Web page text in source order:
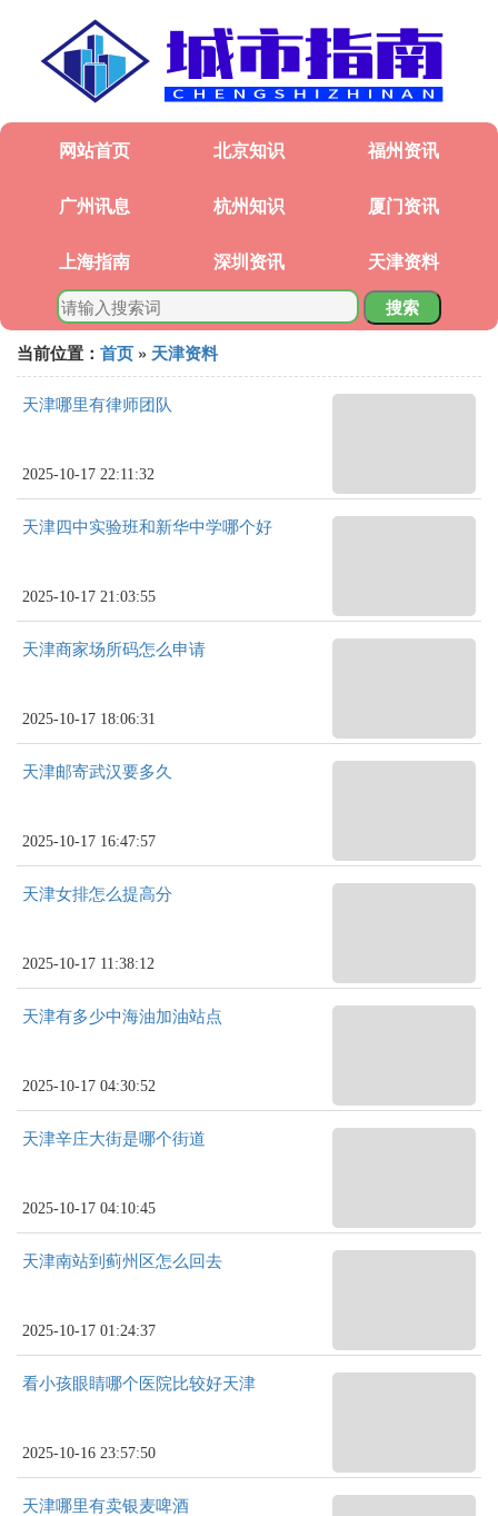
网站首页 北京知识 福州资讯
广州讯息 杭州知识 厦门资讯
上海指南 深圳资讯 天津资料
搜索
当前位置： 首页 » 天津资料
天津哪里有律师团队
2025-10-17 22:11:32
天津四中实验班和新华中学哪个好
2025-10-17 21:03:55
天津商家场所码怎么申请
2025-10-17 18:06:31
天津邮寄武汉要多久
2025-10-17 16:47:57
天津女排怎么提高分
2025-10-17 11:38:12
天津有多少中海油加油站点
2025-10-17 04:30:52
天津辛庄大街是哪个街道
2025-10-17 04:10:45
天津南站到蓟州区怎么回去
2025-10-17 01:24:37
看小孩眼睛哪个医院比较好天津
2025-10-16 23:57:50
天津哪里有卖银麦啤酒